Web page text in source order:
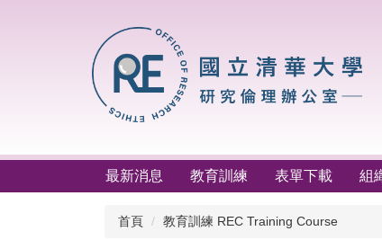
最新消息 教育訓練 表單下載 組
首頁 教育訓練 REC Training Course